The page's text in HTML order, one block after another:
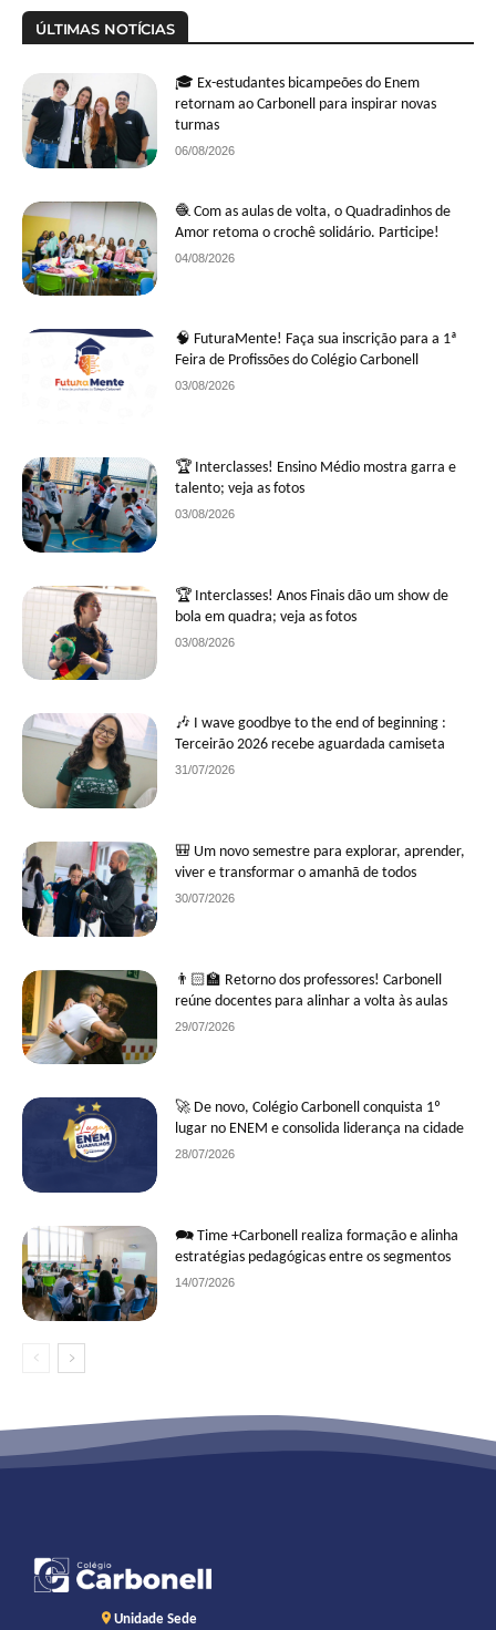
ÚLTIMAS NOTÍCIAS
🎓 Ex-estudantes bicampeões do Enem
retornam ao Carbonell para inspirar novas
turmas
06/08/2026
🧶 Com as aulas de volta, o Quadradinhos de
Amor retoma o crochê solidário. Participe!
04/08/2026
🧠 FuturaMente! Faça sua inscrição para a 1ª
Feira de Profissões do Colégio Carbonell
03/08/2026
🏆 Interclasses! Ensino Médio mostra garra e
talento; veja as fotos
03/08/2026
🏆 Interclasses! Anos Finais dão um show de
bola em quadra; veja as fotos
03/08/2026
🎶 I wave goodbye to the end of beginning :
Terceirão 2026 recebe aguardada camiseta
31/07/2026
🎒 Um novo semestre para explorar, aprender,
viver e transformar o amanhã de todos
30/07/2026
👨🏻‍🏫 Retorno dos professores! Carbonell
reúne docentes para alinhar a volta às aulas
29/07/2026
🚀 De novo, Colégio Carbonell conquista 1º
lugar no ENEM e consolida liderança na cidade
28/07/2026
🗪 Time +Carbonell realiza formação e alinha
estratégias pedagógicas entre os segmentos
14/07/2026
Unidade Sede